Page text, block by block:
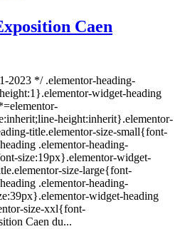
Caen
2023 */ .elementor-heading-
widget-heading
height:inherit}.elementor-
title.elementor-size-small{font-
.elementor-heading-
size:19px}.elementor-widget-
size-large{font-
.elementor-heading-
widget-heading
size-xxl{font-
Caen du...